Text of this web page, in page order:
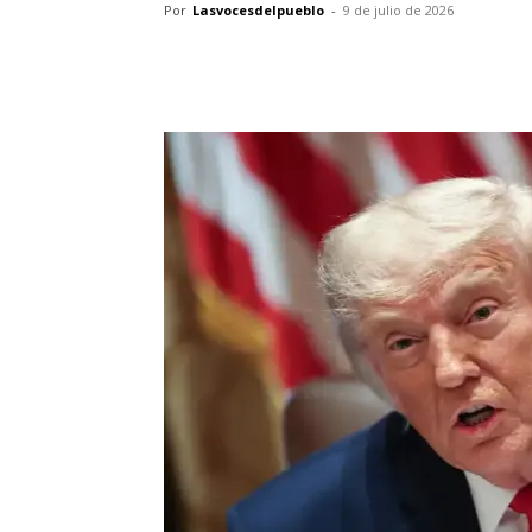
Por Lasvocesdelpueblo - 9 de julio de 2026